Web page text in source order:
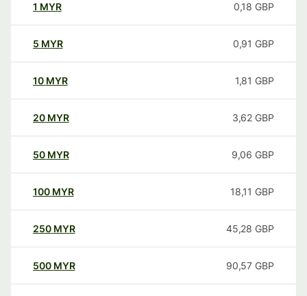
1 MYR 0,18 GBP
5 MYR 0,91 GBP
10 MYR 1,81 GBP
20 MYR 3,62 GBP
50 MYR 9,06 GBP
100 MYR 18,11 GBP
250 MYR 45,28 GBP
500 MYR 90,57 GBP